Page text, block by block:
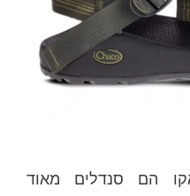
הם סנדלים מאוד